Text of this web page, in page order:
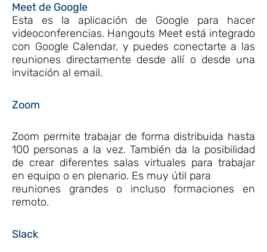
Meet de Google
Esta es la aplicación de Google para hacer
videoconferencias. Hangouts Meet está integrado
con Google Calendar, y puedes conectarte a las
reuniones directamente desde allí o desde una
invitación al email.
Zoom
Zoom permite trabajar de forma distribuida hasta
100 personas a la vez. También da la posibilidad
de crear diferentes salas virtuales para trabajar
en equipo o en plenario. Es muy útil para
reuniones grandes o incluso formaciones en
remoto.
Slack